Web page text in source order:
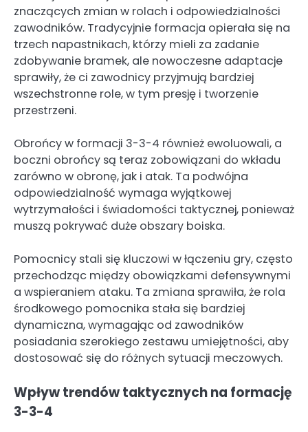
znaczących zmian w rolach i odpowiedzialności
zawodników. Tradycyjnie formacja opierała się na
trzech napastnikach, którzy mieli za zadanie
zdobywanie bramek, ale nowoczesne adaptacje
sprawiły, że ci zawodnicy przyjmują bardziej
wszechstronne role, w tym presję i tworzenie
przestrzeni.
Obrońcy w formacji 3-3-4 również ewoluowali, a
boczni obrońcy są teraz zobowiązani do wkładu
zarówno w obronę, jak i atak. Ta podwójna
odpowiedzialność wymaga wyjątkowej
wytrzymałości i świadomości taktycznej, ponieważ
muszą pokrywać duże obszary boiska.
Pomocnicy stali się kluczowi w łączeniu gry, często
przechodząc między obowiązkami defensywnymi
a wspieraniem ataku. Ta zmiana sprawiła, że rola
środkowego pomocnika stała się bardziej
dynamiczna, wymagając od zawodników
posiadania szerokiego zestawu umiejętności, aby
dostosować się do różnych sytuacji meczowych.
Wpływ trendów taktycznych na formację
3-3-4